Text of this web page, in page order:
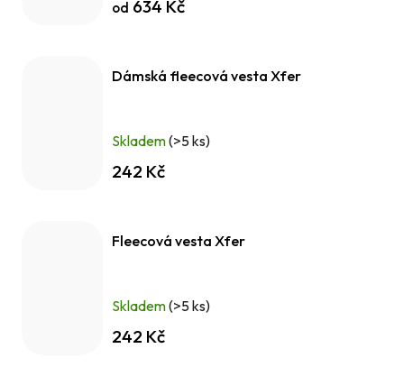
od 634 Kč
Dámská fleecová vesta Xfer
Skladem(>5 ks)
242 Kč
Fleecová vesta Xfer
Skladem(>5 ks)
242 Kč